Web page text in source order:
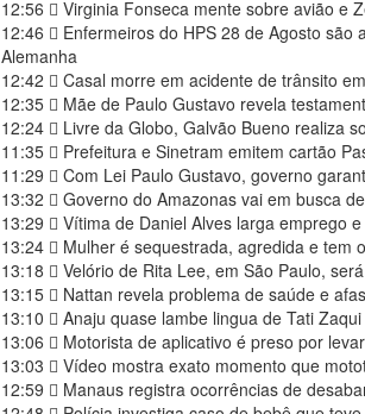
12:56
Virginia Fonseca mente sobre avião e
12:46
Enfermeiros do HPS 28 de Agosto
Alemanha
12:42
Casal morre em acidente de trânsito
12:35
Mãe de Paulo Gustavo revela
12:24
Livre da Globo, Galvão Bueno realiza
11:35
Prefeitura e Sinetram emitem cartão
11:29
Com Lei Paulo Gustavo, governo
13:32
Governo do Amazonas vai em busca
13:29
Vítima de Daniel Alves larga emprego e
13:24
Mulher é sequestrada, agredida e tem
13:18
Velório de Rita Lee, em São Paulo,
13:15
Nattan revela problema de saúde e
13:10
Anaju quase lambe lingua de Tati
13:06
Motorista de aplicativo é preso por
13:03
Vídeo mostra exato momento que
12:59
Manaus registra ocorrências de